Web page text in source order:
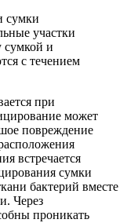
сумки
участки
сумкой и
с течением
при
может
повреждение
встречается
сумки
бактерий вместе
Через
проникать